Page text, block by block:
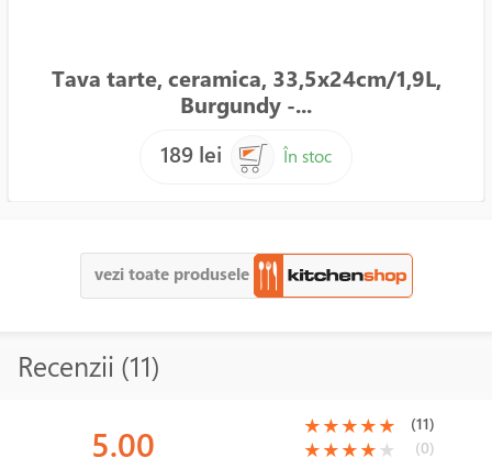
Tava tarte, ceramica, 33,5x24cm/1,9L,
Burgundy -...
189 lei
În stoc
vezi toate produsele
Recenzii (11)
5.00 (*)
★(*)
★(*)
★(*)
★(*)
★ (11)
(*)
★(*)
★(*)
★(*)
★( )
★ (0)